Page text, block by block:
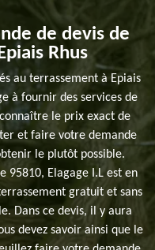
de devis de
Rhus
au terrassement à Epiais
à fournir des services de
le prix exact de
et faire votre demande
le plutôt possible.
95810, Elagage I.L est en
gratuit et sans
Dans ce devis, il y aura
devez savoir ainsi que le